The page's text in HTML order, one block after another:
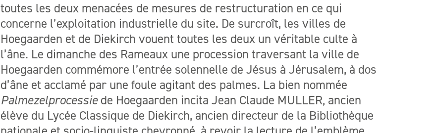
toutes les deux menacées de mesures de restructuration en ce qui
concerne l’exploitation industrielle du site. De surcroît, les villes de
Hoegaarden et de Diekirch vouent toutes les deux un véritable culte à
l’âne. Le dimanche des Rameaux une procession traversant la ville de
Hoegaarden commémore l’entrée solennelle de Jésus à Jérusalem, à dos
d’âne et acclamé par une foule agitant des palmes. La bien nommée
Palmezelprocessiede Hoegaarden incita Jean Claude MULLER, ancien
élève du Lycée Classique de Diekirch, ancien directeur de la Bibliothèque